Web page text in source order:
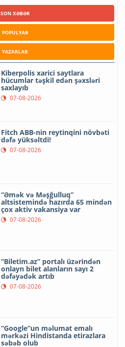
SON XƏBƏR
POPULYAR
YAZARLAR
Kiberpolis xarici saytlara
hücumlar təşkil edən şəxsləri
saxlayıb
07-08-2026
Fitch ABB-nin reytinqini növbəti
dəfə yüksəltdi!
07-08-2026
“Əmək və Məşğulluq”
altsistemində hazırda 65 mindən
çox aktiv vakansiya var
07-08-2026
“Biletim.az” portalı üzərindən
onlayn bilet alanların sayı 2
dəfəyədək artıb
07-08-2026
“Google”un məlumat emalı
mərkəzi Hindistanda etirazlara
səbəb olub